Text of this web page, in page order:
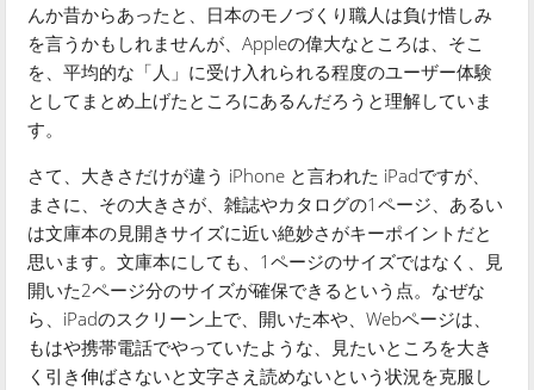
んか昔からあったと、日本のモノづくり職人は負け惜しみ
を言うかもしれませんが、Appleの偉大なところは、そこ
を、平均的な「人」に受け入れられる程度のユーザー体験
としてまとめ上げたところにあるんだろうと理解していま
す。
さて、大きさだけが違う iPhone と言われた iPadですが、
まさに、その大きさが、雑誌やカタログの1ページ、あるい
は文庫本の見開きサイズに近い絶妙さがキーポイントだと
思います。文庫本にしても、1ページのサイズではなく、見
開いた2ページ分のサイズが確保できるという点。なぜな
ら、iPadのスクリーン上で、開いた本や、Webページは、
もはや携帯電話でやっていたような、見たいところを大き
く引き伸ばさないと文字さえ読めないという状況を克服し